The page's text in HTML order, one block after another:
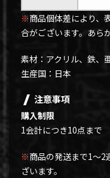
※商品個体差により、
合がございます。あら
素材：アクリル、鉄、
生産国：日本
注意事項
購入制限
1会計につき10点まで
※商品の発送まで1～2
ざいます。